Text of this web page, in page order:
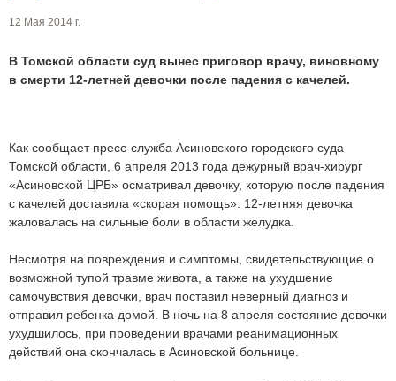
12 Мая 2014 г.
В Томской области суд вынес приговор врачу, виновному
в смерти 12-летней девочки после падения с качелей.
Как сообщает пресс-служба Асиновского городского суда
Томской области, 6 апреля 2013 года дежурный врач-хирург
«Асиновской ЦРБ» осматривал девочку, которую после падения
с качелей доставила «скорая помощь». 12-летняя девочка
жаловалась на сильные боли в области желудка.
Несмотря на повреждения и симптомы, свидетельствующие о
возможной тупой травме живота, а также на ухудшение
самочувствия девочки, врач поставил неверный диагноз и
отправил ребенка домой. В ночь на 8 апреля состояние девочки
ухудшилось, при проведении врачами реанимационных
действий она скончалась в Асиновской больнице.